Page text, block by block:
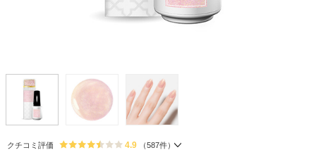
クチコミ評価 4.9 （587件）